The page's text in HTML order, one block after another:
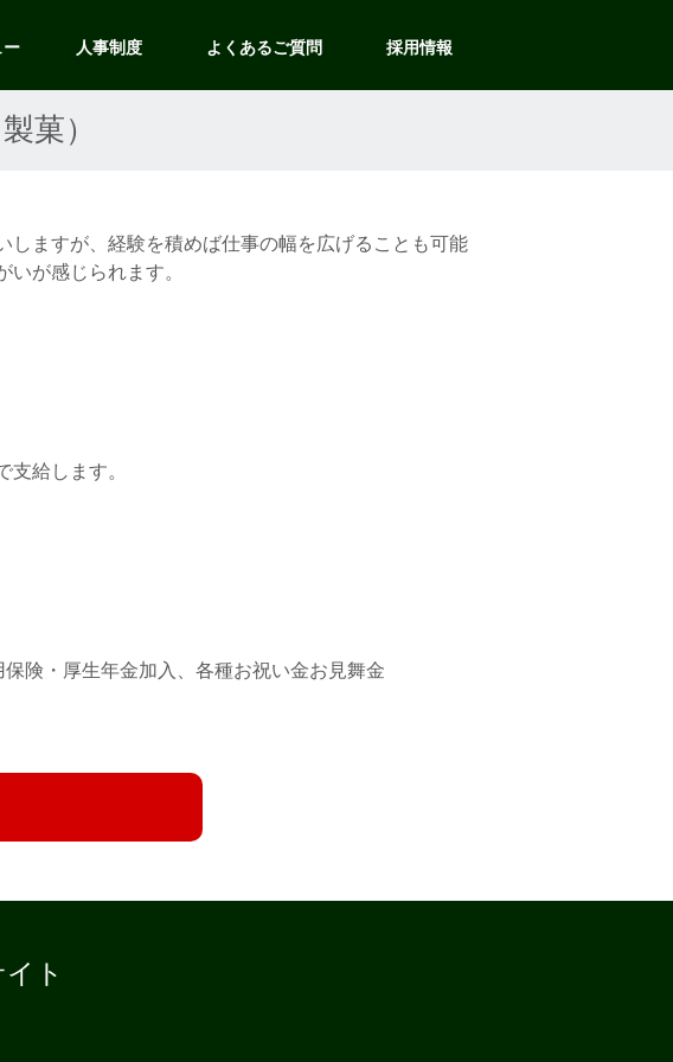
ー 人事制度 よくあるご質問 採用情報
菓）
ますが、経験を積めば仕事の幅を広げることも可能
が感じられます。
給します。
険・厚生年金加入、各種お祝い金お見舞金
ト